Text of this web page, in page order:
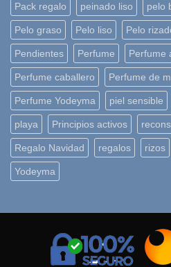
Pack regalo peinado liso pelo
Pelo graso Pelo liso Pelo
Pendientes Perfume Perfume
Perfume caballero Perfume de
Perfume Yodeyma piel sensible
playa Principios activos
Regalo Navidad regalos rizos
Yodeyma